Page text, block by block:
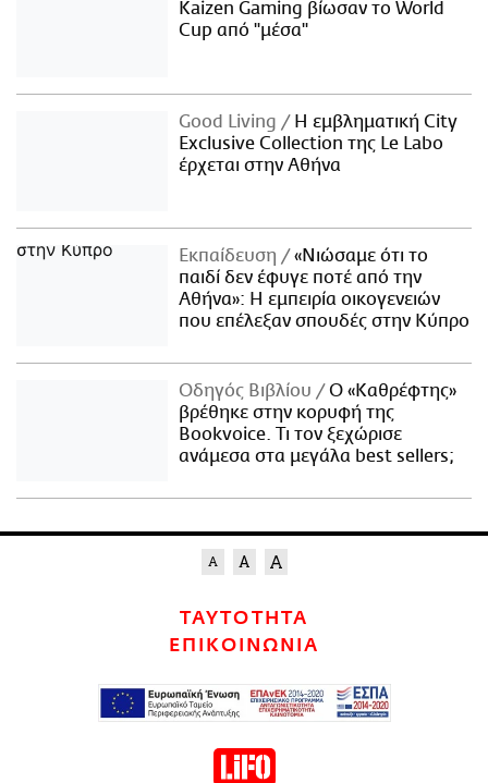
Kaizen Gaming βίωσαν το World
Cup από "μέσα"
Good Living
Η εμβληματική City
Exclusive Collection της Le Labo
έρχεται στην Αθήνα
Εκπαίδευση
«Νιώσαμε ότι το
παιδί δεν έφυγε ποτέ από την
Αθήνα»: Η εμπειρία οικογενειών
που επέλεξαν σπουδές στην Κύπρο
Οδηγός Βιβλίου
Ο «Καθρέφτης»
βρέθηκε στην κορυφή της
Bookvoice. Τι τον ξεχώρισε
ανάμεσα στα μεγάλα best sellers;
ΤΑΥΤΟΤΗΤΑ
ΕΠΙΚΟΙΝΩΝΙΑ